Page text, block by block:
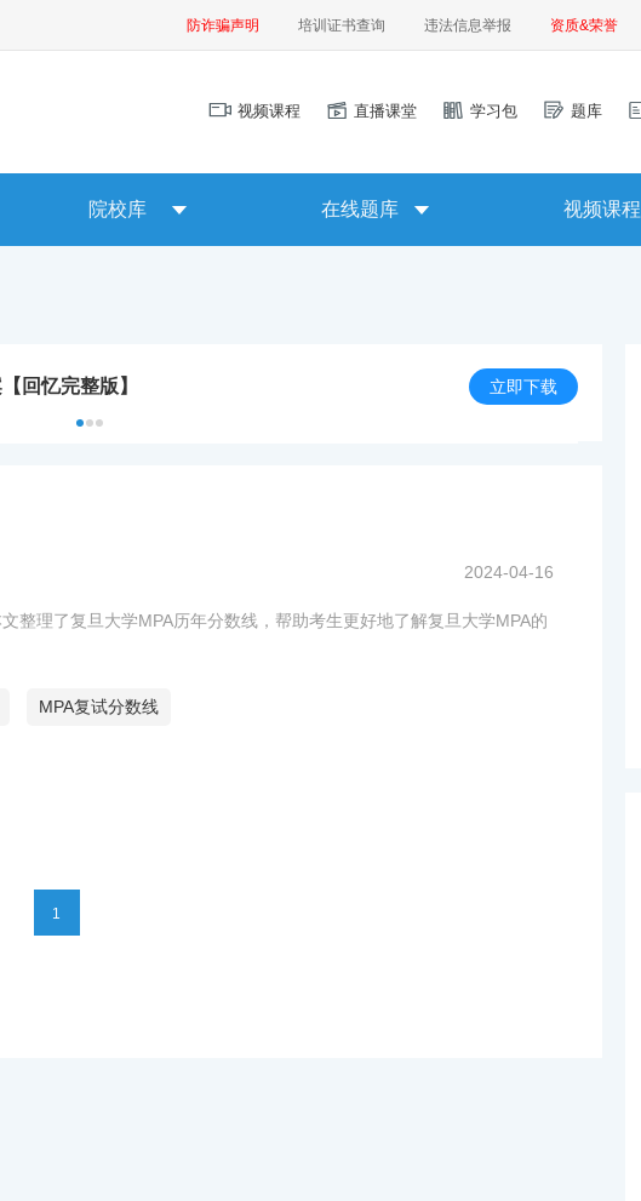
防诈骗声明 培训证书查询 违法信息举报 资质&荣誉
视频课程 直播课堂 学习包 题库
院校库 在线题库 视频课程
回忆完整版】 立即下载
2024-04-16
整理了复旦大学MPA历年分数线，帮助考生更好地了解复旦大学MPA的
MPA复试分数线
1